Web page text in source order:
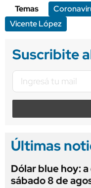
Temas
Vicente López
Suscribite
Últimas
Dólar blue hoy:
sábado 8 de